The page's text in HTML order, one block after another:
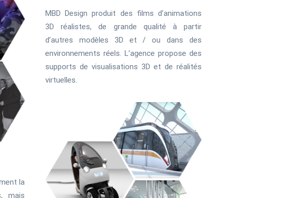
la
mais
MBD Design produit des films d’animations
3D réalistes, de grande qualité à partir
d’autres modèles 3D et / ou dans des
environnements réels. L’agence propose des
supports de visualisations 3D et de réalités
virtuelles.